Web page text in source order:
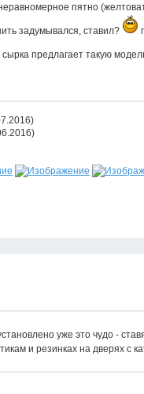
пятно
задумывался, ставил?
предлагает такую
уже это чудо -
и резинках на дверях с